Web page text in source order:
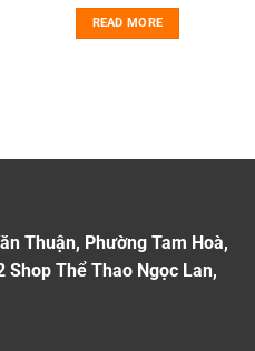
READ MORE
Thuận, Phường Tam Hoà,
Shop Thể Thao Ngọc Lan,